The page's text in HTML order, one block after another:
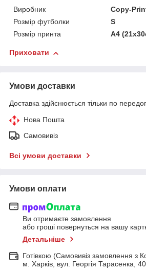
Виробник
Copy-
Розмір футболки
S
Розмір принта
А4
Приховати
Умови доставки
Доставка здійснюється тільки по
Нова Пошта
Самовивіз
Всі умови доставки
Умови оплати
Ви отримаєте замовлення
або гроші повернуться на вашу
Детальніше
Готівкою (Самовивіз замовлення з
м. Харків, вул. Георгія Тарасенка,